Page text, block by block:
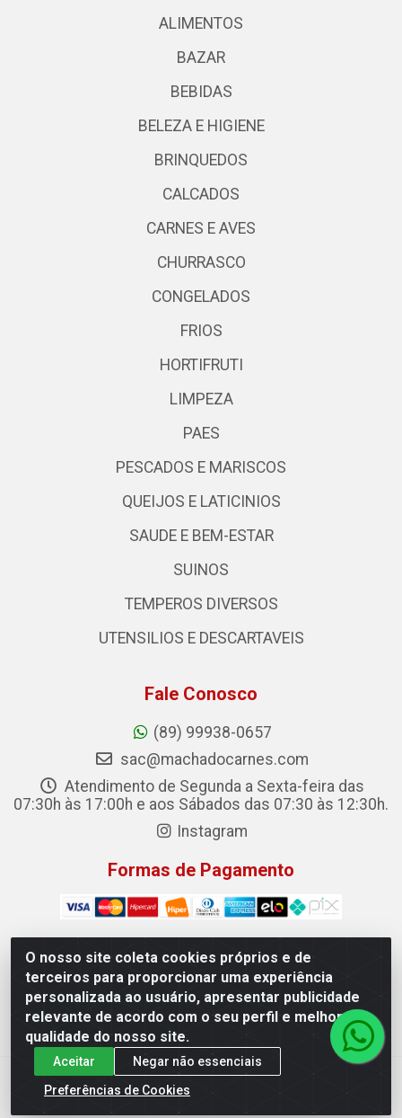
O nosso site coleta cookies próprios e de
terceiros para proporcionar uma experiência
personalizada ao usuário, apresentar publicidade
relevante de acordo com o seu perfil e melhorar a
qualidade do nosso site.
Aceitar
Negar não essenciais
Preferências de Cookies
ALIMENTOS
BAZAR
BEBIDAS
BELEZA E HIGIENE
BRINQUEDOS
CALCADOS
CARNES E AVES
CHURRASCO
CONGELADOS
FRIOS
HORTIFRUTI
LIMPEZA
PAES
PESCADOS E MARISCOS
QUEIJOS E LATICINIOS
SAUDE E BEM-ESTAR
SUINOS
TEMPEROS DIVERSOS
UTENSILIOS E DESCARTAVEIS
Fale Conosco
(89) 99938-0657
sac@machadocarnes.com
Atendimento de Segunda a Sexta-feira das
07:30h às 17:00h e aos Sábados das 07:30 às 12:30h.
Instagram
Formas de Pagamento
Machado Carnes Distribuidora de Alimentos LTDA -
Logradouro: Avenida Candido Aleixo, 148 - Centro - Oeiras/PI
- CEP 64.500-000 - 31.391.008/0001-50